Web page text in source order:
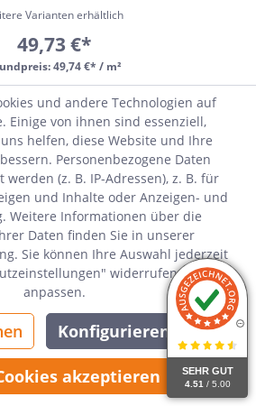
SEHR GUT
4.51 / 5.00
49,74 €* / m²
Varianten erhältlich
49,73 €*
Lieferzeit 14-21 Tage
und andere Technologien auf
Einige von ihnen sind essenziell,
helfen, diese Website und Ihre
Personenbezogene Daten
(z. B. IP-Adressen), z. B. für
und Inhalte oder Anzeigen- und
Weitere Informationen über die
Daten finden Sie in unserer
Sie können Ihre Auswahl jederzeit
widerrufen oder
anpassen.
Konfigurieren
akzeptieren